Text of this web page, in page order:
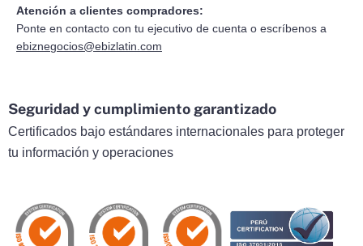
Atención a clientes compradores:
Ponte en contacto con tu ejecutivo de cuenta o escríbenos a
ebiznegocios@ebizlatin.com
Seguridad y cumplimiento garantizado
Certificados bajo estándares internacionales para proteger
tu información y operaciones